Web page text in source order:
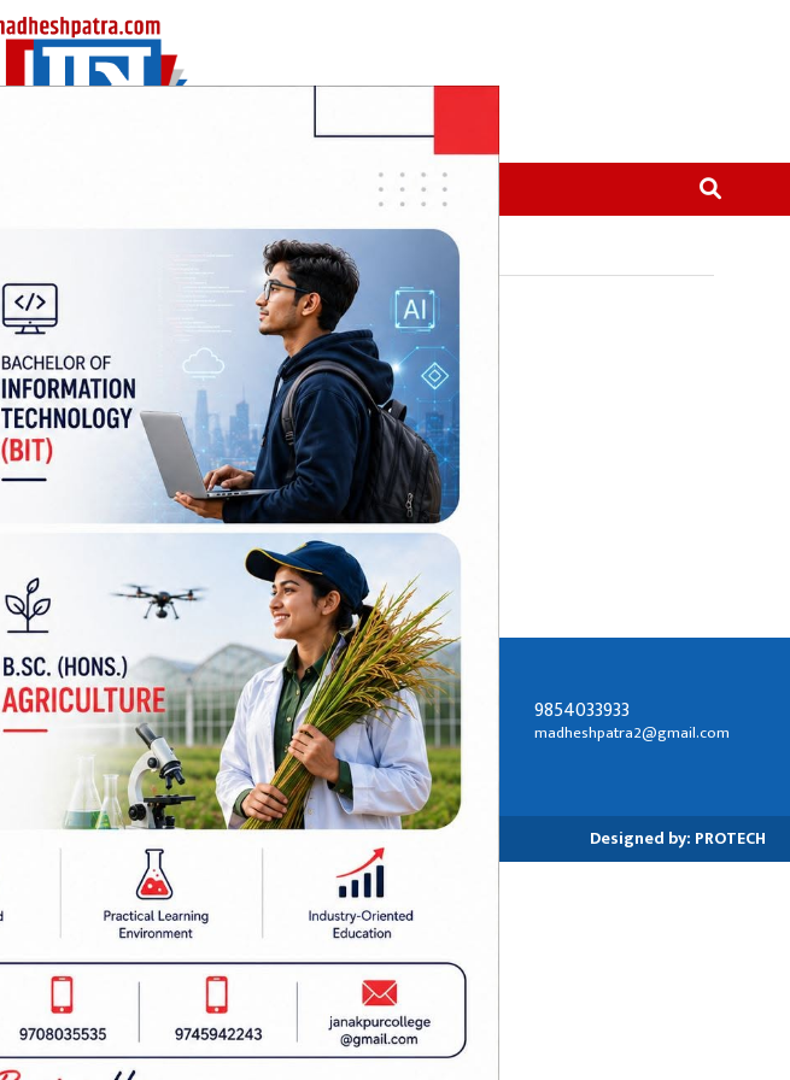
थप
डा. मिश्रलाई मन्त्रीबाट रोक्न स्वास्थ्य
सचिवदेखि न्याम्सका भीसीसम्म सक्रिय
हाम्रो टीम : सम्पर्क ठेगाना:
जनकपुरधाम-२, धनुषा
9854033933
madheshpatra2@gmail.com
Designed by: PROTECH